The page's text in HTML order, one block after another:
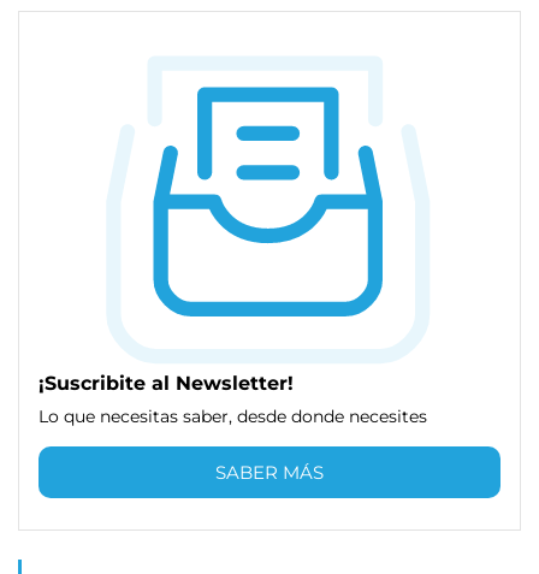
¡Suscribite al Newsletter!
Lo que necesitas saber, desde donde necesites
SABER MÁS